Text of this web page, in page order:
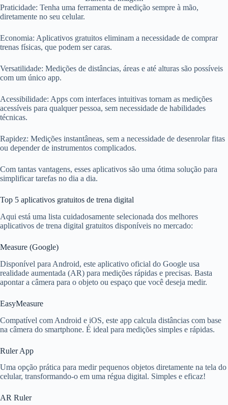
Praticidade: Tenha uma ferramenta de medição sempre à mão,
diretamente no seu celular.
Economia: Aplicativos gratuitos eliminam a necessidade de comprar
trenas físicas, que podem ser caras.
Versatilidade: Medições de distâncias, áreas e até alturas são possíveis
com um único app.
Acessibilidade: Apps com interfaces intuitivas tornam as medições
acessíveis para qualquer pessoa, sem necessidade de habilidades
técnicas.
Rapidez: Medições instantâneas, sem a necessidade de desenrolar fitas
ou depender de instrumentos complicados.
Com tantas vantagens, esses aplicativos são uma ótima solução para
simplificar tarefas no dia a dia.
Top 5 aplicativos gratuitos de trena digital
Aqui está uma lista cuidadosamente selecionada dos melhores
aplicativos de trena digital gratuitos disponíveis no mercado:
Measure (Google)
Disponível para Android, este aplicativo oficial do Google usa
realidade aumentada (AR) para medições rápidas e precisas. Basta
apontar a câmera para o objeto ou espaço que você deseja medir.
EasyMeasure
Compatível com Android e iOS, este app calcula distâncias com base
na câmera do smartphone. É ideal para medições simples e rápidas.
Ruler App
Uma opção prática para medir pequenos objetos diretamente na tela do
celular, transformando-o em uma régua digital. Simples e eficaz!
AR Ruler